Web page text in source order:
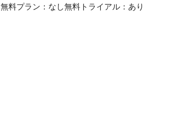
無料プラン：なし無料トライアル：あり